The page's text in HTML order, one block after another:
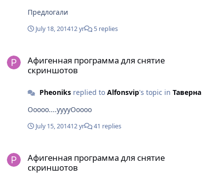
Предлогали
July 18, 201412 yr 5 replies
Афигенная программа для снятие
скриншотов
Pheoniksreplied to Alfonsvip's topic in Таверна
Ооооо....ууууОоооо
July 15, 201412 yr 41 replies
Афигенная программа для снятие
скриншотов